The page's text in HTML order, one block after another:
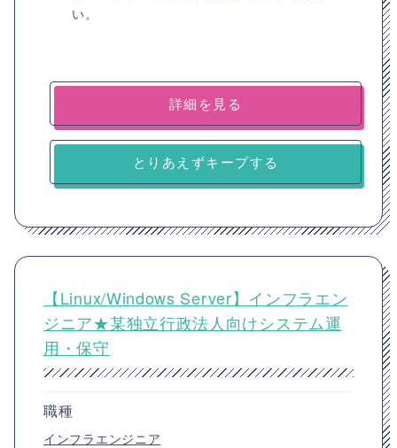
い。
詳細を見る
とりあえずキープする
【Linux/Windows Server】インフラエン
ジニア★某独立行政法人向けシステム運
用・保守
職種
インフラエンジニア